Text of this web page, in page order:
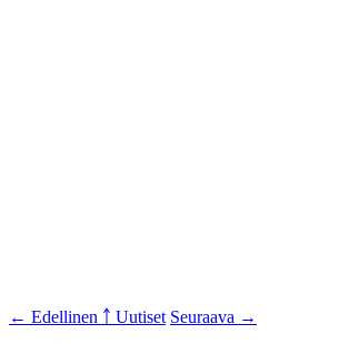
← Edellinen ￪ Uutiset Seuraava →